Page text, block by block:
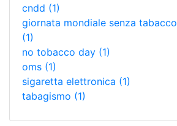
cndd (1)
giornata mondiale senza tabacco
(1)
no tobacco day (1)
oms (1)
sigaretta elettronica (1)
tabagismo (1)